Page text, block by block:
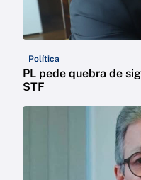
Política
PL pede quebra de
STF